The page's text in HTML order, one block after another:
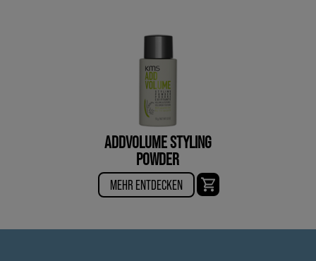
ADDVOLUME STYLING
POWDER
MEHR ENTDECKEN